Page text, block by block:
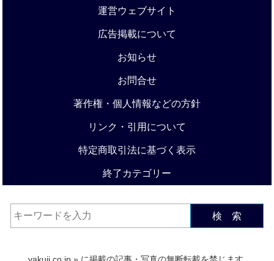
運営ウェブサイト
広告掲載について
お知らせ
お問合せ
著作権・個人情報などの方針
リンク・引用について
特定商取引法に基づく表示
終了カテゴリー
検 索